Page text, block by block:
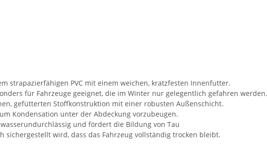
strapazierfähigen PVC mit einem weichen, kratzfesten Innenfutter.
für Fahrzeuge geeignet, die im Winter nur gelegentlich gefahren werden.
gefütterten Stoffkonstruktion mit einer robusten Außenschicht.
Kondensation unter der Abdeckung vorzubeugen.
und fördert die Bildung von Tau
sichergestellt wird, dass das Fahrzeug vollständig trocken bleibt.